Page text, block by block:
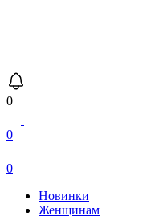
0
0
0
Новинки
Женщинам